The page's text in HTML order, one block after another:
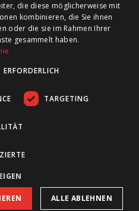
Medien und bleiben Sie
die diese möglicherweise mit
kombinieren, die Sie ihnen
oder die sie im Rahmen Ihrer
gesammelt haben.
TARGETING
ALLE ABLEHNEN